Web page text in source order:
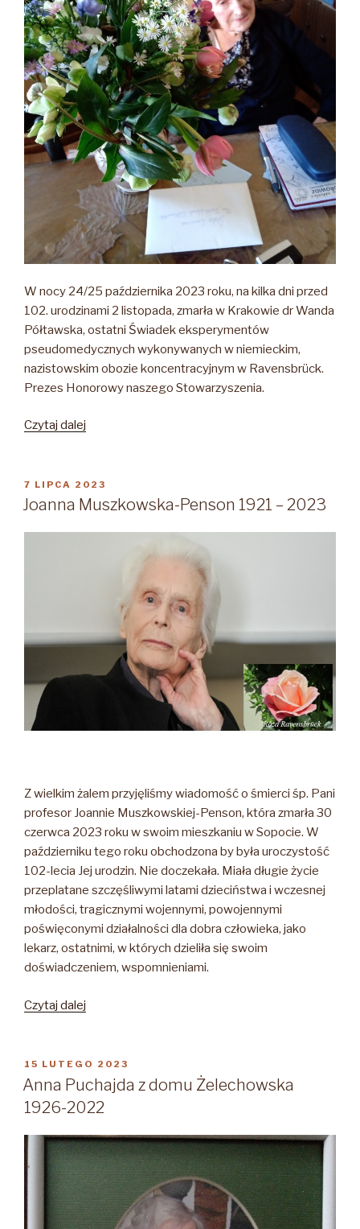
W nocy 24/25 października 2023 roku, na kilka dni przed
102. urodzinami 2 listopada, zmarła w Krakowie dr Wanda
Półtawska, ostatni Świadek eksperymentów
pseudomedycznych wykonywanych w niemieckim,
nazistowskim obozie koncentracyjnym w Ravensbrück.
Prezes Honorowy naszego Stowarzyszenia.
Czytaj dalej
1921-
2023”
OPUBLIKOWANE
W
7 LIPCA 2023
Joanna Muszkowska-Penson 1921 – 2023
Z wielkim żalem przyjęliśmy wiadomość o śmierci śp. Pani
profesor Joannie Muszkowskiej-Penson, która zmarła 30
czerwca 2023 roku w swoim mieszkaniu w Sopocie. W
październiku tego roku obchodzona by była uroczystość
102-lecia Jej urodzin. Nie doczekała. Miała długie życie
przeplatane szczęśliwymi latami dzieciństwa i wczesnej
młodości, tragicznymi wojennymi, powojennymi
poświęconymi działalności dla dobra człowieka, jako
lekarz, ostatnimi, w których dzieliła się swoim
doświadczeniem, wspomnieniami.
Czytaj dalej
1921
–
2023”
OPUBLIKOWANE
W
15 LUTEGO 2023
Anna Puchajda z domu Żelechowska
1926-2022